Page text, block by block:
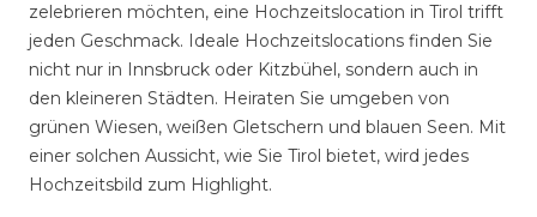
zelebrieren möchten, eine Hochzeitslocation in Tirol trifft
jeden Geschmack. Ideale Hochzeitslocations finden Sie
nicht nur in Innsbruck oder Kitzbühel, sondern auch in
den kleineren Städten. Heiraten Sie umgeben von
grünen Wiesen, weißen Gletschern und blauen Seen. Mit
einer solchen Aussicht, wie Sie Tirol bietet, wird jedes
Hochzeitsbild zum Highlight.